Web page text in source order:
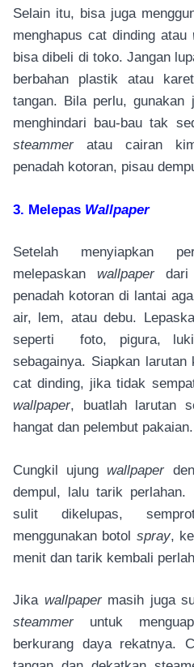
Selain itu, bisa juga
menghapus cat dinding atau
bisa dibeli di toko. Jangan
berbahan plastik atau
tangan. Bila perlu, gunakan
menghindari bau-bau tak
steammeratau cairan
penadah kotoran, pisau
3. Melepas Wallpaper
Setelah menyiapkan
melepaskan wallpaperdari
penadah kotoran di lantai
air, lem, atau debu.
seperti foto, pigura,
sebagainya. Siapkan larutan
cat dinding, jika tidak
wallpaper, buatlah larutan
hangat dan pelembut pakaian.
Cungkil ujungwallpaper
dempul, lalu tarik
sulit dikelupas,
menggunakan botol spray,
menit dan tarik kembali
Jika wallpapermasih juga
steammeruntuk
berkurang daya rekatnya.